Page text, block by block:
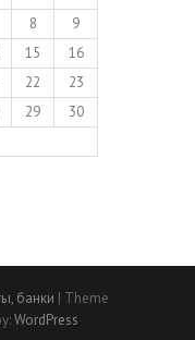
8
9
15
16
22
23
29
30
банки | Theme
WordPress